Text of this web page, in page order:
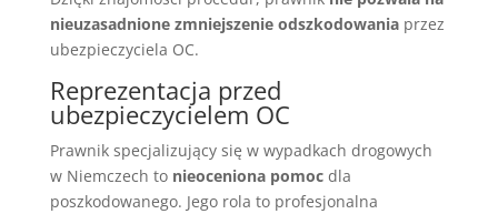
nieuzasadnione zmniejszenie odszkodowaniaprzez
ubezpieczyciela OC.
Reprezentacja przed
ubezpieczycielem OC
Prawnik specjalizujący się w wypadkach drogowych
w Niemczech to nieoceniona pomocdla
poszkodowanego. Jego rola to profesjonalna